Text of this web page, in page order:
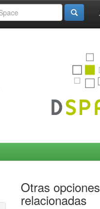
Otras opciones
relacionadas